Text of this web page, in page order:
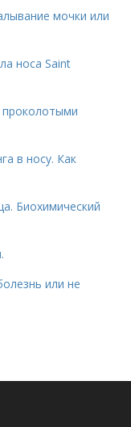
мочки или
носа Saint
проколотыми
в носу. Как
Биохимический
или не